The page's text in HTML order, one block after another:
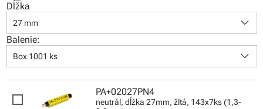
Dĺžka
27 mm keyboard_arrow_down
Balenie:
Box 1001 ks keyboard_arrow_down
PA+02027PN4
neutrál, dĺžka 27mm, žltá, 143x7ks (1,3-